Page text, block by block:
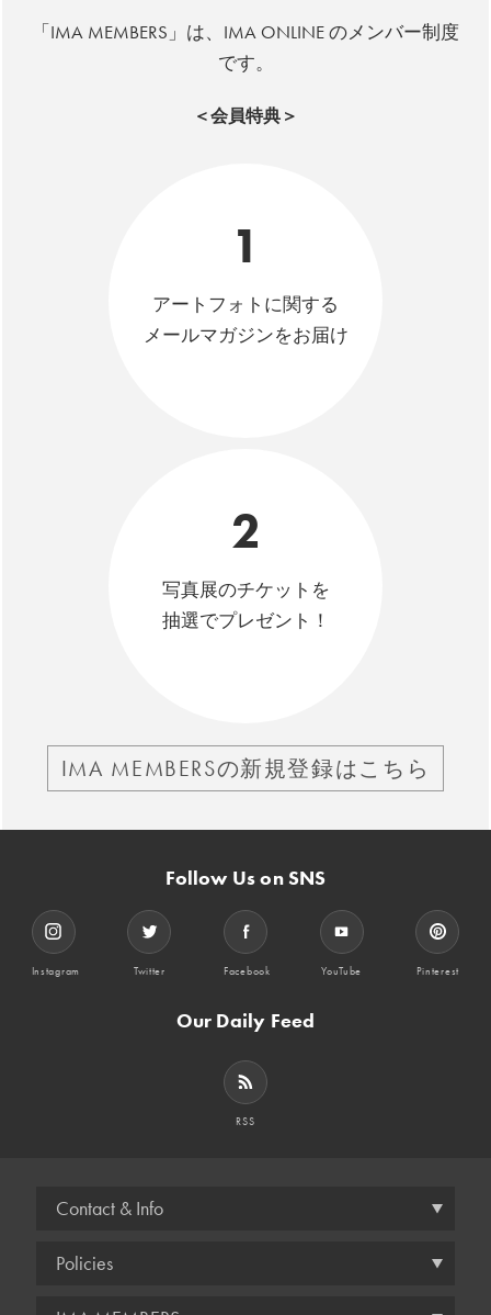
「IMA MEMBERS」は、IMA ONLINE のメンバー制度
です。
＜会員特典＞
1
アートフォトに関する
メールマガジンをお届け
2
写真展のチケットを
抽選でプレゼント！
IMA MEMBERSの新規登録はこちら
Follow Us on SNS
Instagram Twitter Facebook YouTube Pinterest
Our Daily Feed
RSS
Contact & Info
Policies